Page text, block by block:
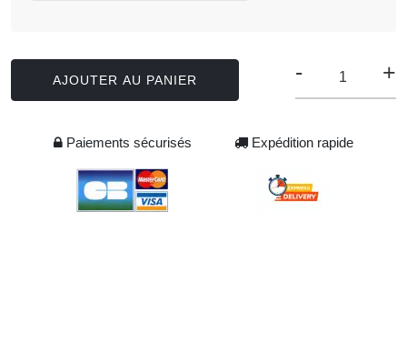
AJOUTER AU PANIER - +
Paiements sécurisés Expédition rapide